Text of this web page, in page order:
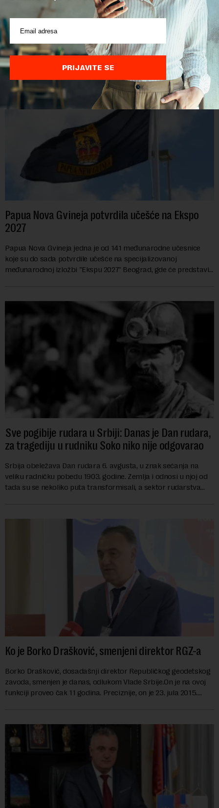
POVEZANI SADRŽAJI
Papua Nova Gvineja potvrdila učešće na Ekspo
2027
Papua Nova Gvineja jedna je od 141 međunarodne učesnice
koje su do sada potvrdile učešće na specijalizovanoj
međunarodnoj izložbi "Ekspu 2027" Beograd, gde će predstaviti
Sve pogibije rudara u Srbiji: Danas je Dan rudara,
za tragediju u rudniku Soko niko nije odgovarao
Srbija obeležava Dan rudara 6. avgusta, u znak sećanja na
veliku radničku pobedu 1903. godine. Zemlja i odnosi u njoj od
tada su se nekoliko puta transformisali, a sektor rudarstva
Ko je Borko Drašković, smenjeni direktor RGZ-a
Borko Drašković, dosadašnji direktor Republičkog geodetskog
zavoda, smenjen je danas, odlukom Vlade Srbije.On je na ovoj
funkciji proveo čak 11 godina. Preciznije, on je 23. jula 2015.
PRIJAVITE SE